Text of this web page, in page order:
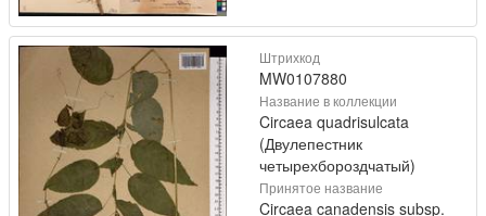
Штрихкод
MW0107880
Название в коллекции
Circaea quadrisulcata
(Двулепестник
четырехбороздчатый)
Принятое название
Circaea canadensis subsp.